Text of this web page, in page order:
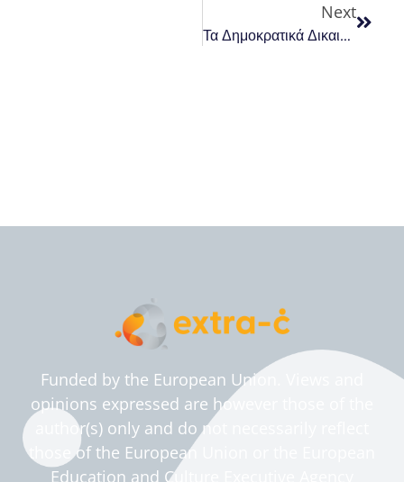
Next
Τα Δημοκρατικά Δικαιώματα Και Η Συμμετοχή Των Νέων Με Αναπηρία Στο Επίκεντρο Έκθεσης Μελέτης
Funded by the European Union. Views and
opinions expressed are however those of the
author(s) only and do not necessarily reflect
those of the European Union or the European
Education and Culture Executive Agency